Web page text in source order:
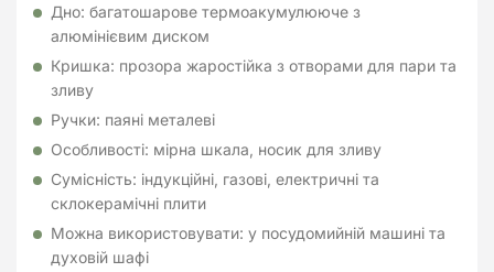
Дно: багатошарове термоакумулююче з
алюмінієвим диском
Кришка: прозора жаростійка з отворами для пари та
зливу
Ручки: паяні металеві
Особливості: мірна шкала, носик для зливу
Сумісність: індукційні, газові, електричні та
склокерамічні плити
Можна використовувати: у посудомийній машині та
духовій шафі